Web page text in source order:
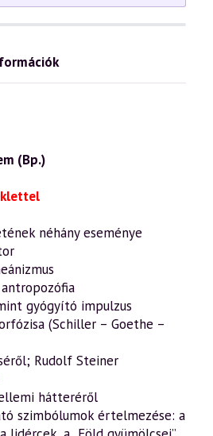
(Bp.)
néhány eseménye
gyógyító impulzus
(Schiller – Goethe –
Rudolf Steiner
hátteréről
szimbólumok értelmezése: a